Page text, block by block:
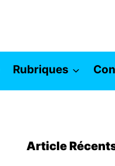
Rubriques
Article